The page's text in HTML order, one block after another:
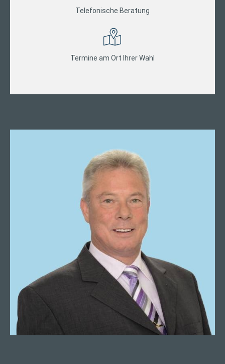
Telefonische Beratung
Termine am Ort Ihrer Wahl